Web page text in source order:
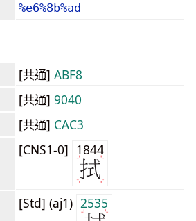
%e6%8b%ad
[共通] ABF8
[共通] 9040
[共通] CAC3
[CNS1-0] 1844
[Std] (aj1) 2535